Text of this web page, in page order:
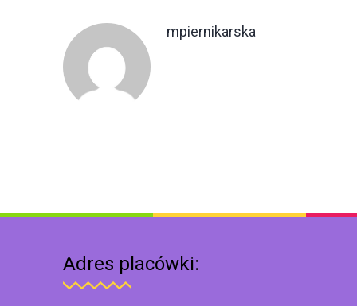
mpiernikarska
Adres placówki: